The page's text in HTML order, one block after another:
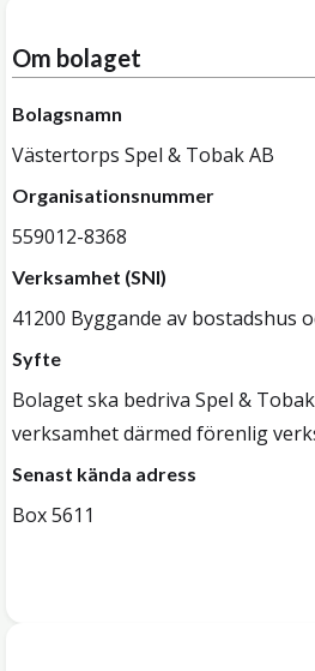
Om bolaget
Bolagsnamn
Västertorps Spel & Tobak AB
Organisationsnummer
559012-8368
Verksamhet (SNI)
41200 Byggande av bostadshus
Syfte
Bolaget ska bedriva Spel &
verksamhet därmed förenlig
Senast kända adress
Box 5611